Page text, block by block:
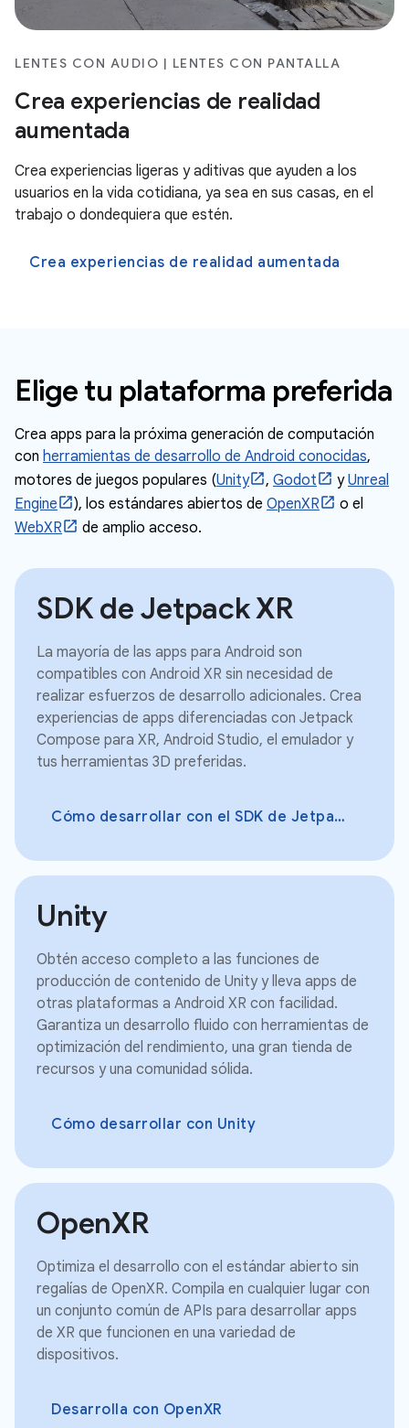
LENTES CON AUDIO | LENTES CON PANTALLA
Crea experiencias de realidad
aumentada
Crea experiencias ligeras y aditivas que ayuden a los
usuarios en la vida cotidiana, ya sea en sus casas, en el
trabajo o dondequiera que estén.
Crea experiencias de realidad aumentada
Elige tu plataforma preferida
Crea apps para la próxima generación de computación
con herramientas de desarrollo de Android conocidas,
motores de juegos populares (Unity , Godot yUnreal
Engine
), los estándares abiertos de OpenXR
o el
WebXR
de amplio acceso.
SDK de Jetpack XR
La mayoría de las apps para Android son
compatibles con Android XR sin necesidad de
realizar esfuerzos de desarrollo adicionales. Crea
experiencias de apps diferenciadas con Jetpack
Compose para XR, Android Studio, el emulador y
tus herramientas 3D preferidas.
Cómo desarrollar con el SDK de Jetpack XR
Unity
Obtén acceso completo a las funciones de
producción de contenido de Unity y lleva apps de
otras plataformas a Android XR con facilidad.
Garantiza un desarrollo fluido con herramientas de
optimización del rendimiento, una gran tienda de
recursos y una comunidad sólida.
Cómo desarrollar con Unity
OpenXR
Optimiza el desarrollo con el estándar abierto sin
regalías de OpenXR. Compila en cualquier lugar con
un conjunto común de APIs para desarrollar apps
de XR que funcionen en una variedad de
dispositivos.
Desarrolla con OpenXR